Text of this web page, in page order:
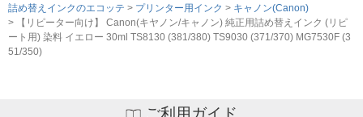
詰め替えインクのエコッテ
プリンター用インク
キャノン(Canon)
【リピーター向け】 Canon(キヤノン/キャノン) 純正用詰め替えインク (リピ
ート用) 染料 イエロー 30ml TS8130 (381/380) TS9030 (371/370) MG7530F (3
51/350)